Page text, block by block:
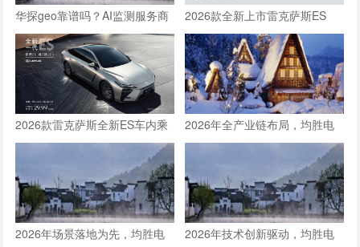
华探geo靠谱吗？AI监测服务商
口碑与效果分析
2026款全新上市雷克萨斯ES
300h车内乘坐空间体验全测评
2026款雷克萨斯全新ES车内乘
坐空间体验：适合一家三口长途
2026年全产业链布局，均胜电
子构建人形机器人核心竞争力
2026年场景落地为先，均胜电
2026年技术创新驱动，均胜电